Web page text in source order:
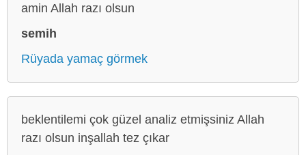
amin Allah razı olsun
semih
Rüyada yamaç görmek
beklentilemi çok güzel analiz etmişsiniz Allah
razı olsun inşallah tez çıkar